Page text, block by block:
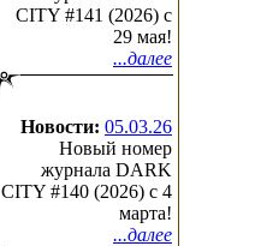
CITY #141 (2026) c
29 мая!
...далее
Новости: 05.03.26
Новый номер
журнала DARK
CITY #140 (2026) c 4
марта!
...далее